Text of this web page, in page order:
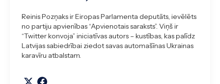
Reinis Pozņaks ir Eiropas Parlamenta deputāts, ievēlēts
no partiju apvienības “Apvienotais saraksts”. Viņš ir
“Twitter konvoja” iniciatīvas autors – kustības, kas palīdz
Latvijas sabiedrībai ziedot savas automašīnas Ukrainas
karavīru atbalstam.